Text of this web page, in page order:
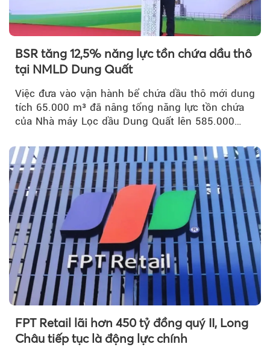
BSR tăng 12,5% năng lực tồn chứa dầu thô
tại NMLD Dung Quất
Việc đưa vào vận hành bể chứa dầu thô mới dung
tích 65.000 m³ đã nâng tổng năng lực tồn chứa
của Nhà máy Lọc dầu Dung Quất lên 585.000
FPT Retail lãi hơn 450 tỷ đồng quý II, Long
Châu tiếp tục là động lực chính